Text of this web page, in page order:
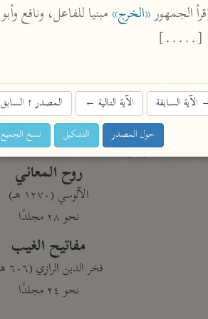
نحو ١١ مجلدًا
نحو ٣ مجلدات
موسوعات
روح المعاني
الآلوسي (١٢٧٠ هـ)
نحو ٢٨ مجلدًا
مفاتيح الغيب
فخر الدين الرازي (٦٠٦ هـ)
نحو ٢٤ مجلدًا
«الخرج»
. [.....]
الآية السابقة الآية التالية ← المصدر↑السابق
حول المصدر التشكيل نسخ الجميع